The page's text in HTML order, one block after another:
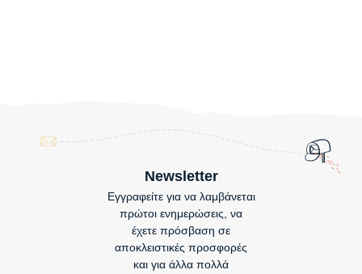
Newsletter
Εγγραφείτε για να λαμβάνεται
πρώτοι ενημερώσεις, να
έχετε πρόσβαση σε
αποκλειστικές προσφορές
και για άλλα πολλά